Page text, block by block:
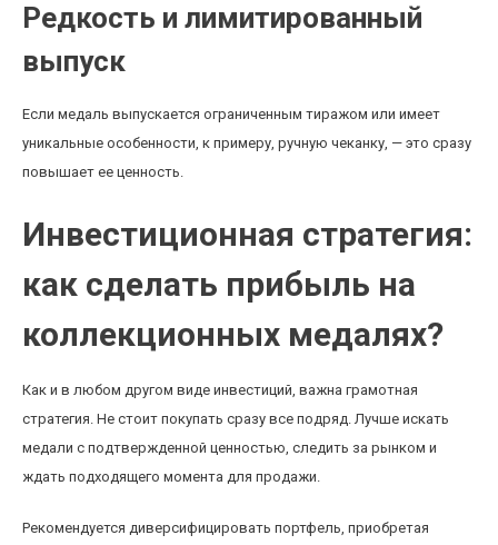
Редкость и лимитированный
выпуск
Если медаль выпускается ограниченным тиражом или имеет
уникальные особенности, к примеру, ручную чеканку, — это сразу
повышает ее ценность.
Инвестиционная стратегия:
как сделать прибыль на
коллекционных медалях?
Как и в любом другом виде инвестиций, важна грамотная
стратегия. Не стоит покупать сразу все подряд. Лучше искать
медали с подтвержденной ценностью, следить за рынком и
ждать подходящего момента для продажи.
Рекомендуется диверсифицировать портфель, приобретая